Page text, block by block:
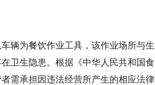
为餐饮作业工具，该作业场所与生
卫生隐患。根据《中华人民共和国食
需承担因违法经营所产生的相应法律